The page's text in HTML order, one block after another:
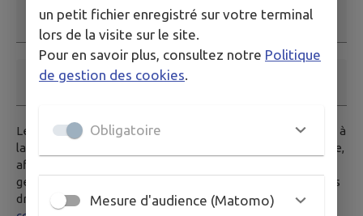
Nom et prénom
Téléphone
Les données saisies dans ce formulaire seront transmises à
la mairie, et/ou au service compétent habilité par la mairie,
afin de traiter votre demande. Pour en savoir plus sur la
gestion de vos données personnelles et pour excercer vos
droits, vous pouvez consulter notrepolitique de
un petit fichier enregistré sur votre terminal
lors de la visite sur le site.
Pour en savoir plus, consultez notre Politique
de gestion des cookies
Obligatoire
Mesure d'audience (Matomo)